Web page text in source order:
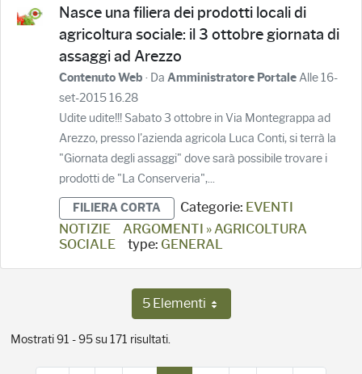
Nasce una filiera dei prodotti locali di
agricoltura sociale: il 3 ottobre giornata di
assaggi ad Arezzo
Contenuto Web · Da Amministratore PortaleAlle 16-
set-2015 16.28
Udite udite!!! Sabato 3 ottobre in Via Montegrappa ad
Arezzo, presso l'azienda agricola Luca Conti, si terrà la
"Giornata degli assaggi" dove sarà possibile trovare i
prodotti de "La Conserveria",...
FILIERA CORTA Categorie: EVENTI
NOTIZIE
ARGOMENTI » AGRICOLTURA
SOCIALE
type: GENERAL
5 ElementiPer pagina
Mostrati 91 - 95 su 171 risultati.